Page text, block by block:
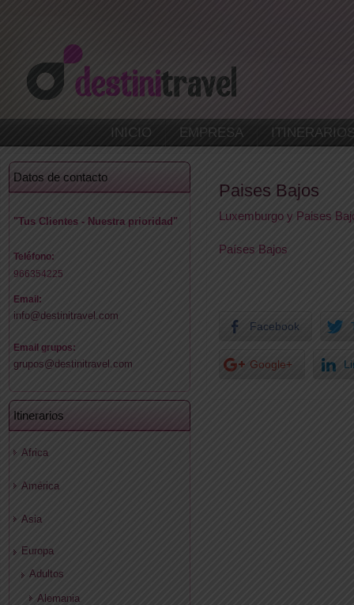
INICIO EMPRESA
Datos de contacto
"Tus Clientes - Nuestra prioridad"
Teléfono:
966354225
Email:
info@destinitravel.com
Email grupos:
grupos@destinitravel.com
Itinerarios
Africa
América
Asia
Europa
Adultos
Alemania
Paises Bajos
Luxemburgo y Paises
Países Bajos
Facebook
Google+